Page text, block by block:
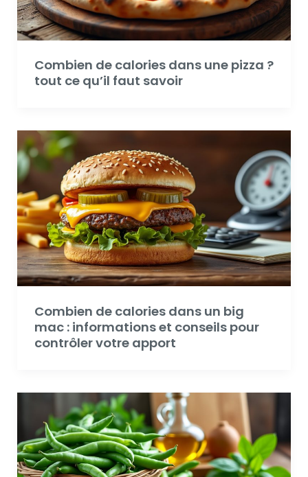
Combien de calories dans une pizza ?
tout ce qu’il faut savoir
Combien de calories dans un big
mac : informations et conseils pour
contrôler votre apport